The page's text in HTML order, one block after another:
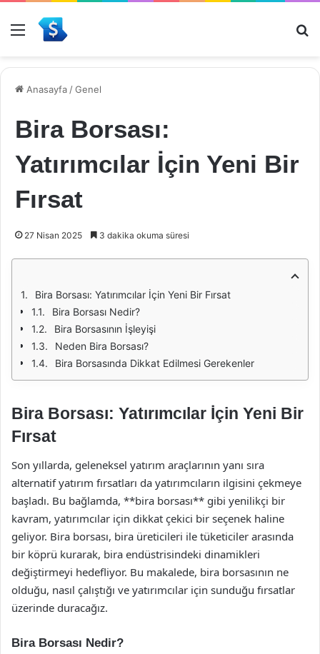
Menü
Anasayfa /Genel
Bira Borsası:
Yatırımcılar İçin Yeni Bir
Fırsat
27 Nisan 2025 3 dakika okuma süresi
Bira Borsası: Yatırımcılar İçin Yeni Bir Fırsat
Bira Borsası Nedir?
Bira Borsasının İşleyişi
Neden Bira Borsası?
Bira Borsasında Dikkat Edilmesi Gerekenler
Bira Borsası: Yatırımcılar İçin Yeni Bir
Fırsat
Son yıllarda, geleneksel yatırım araçlarının yanı sıra
alternatif yatırım fırsatları da yatırımcıların ilgisini çekmeye
başladı. Bu bağlamda, **bira borsası** gibi yenilikçi bir
kavram, yatırımcılar için dikkat çekici bir seçenek haline
geliyor. Bira borsası, bira üreticileri ile tüketiciler arasında
bir köprü kurarak, bira endüstrisindeki dinamikleri
değiştirmeyi hedefliyor. Bu makalede, bira borsasının ne
olduğu, nasıl çalıştığı ve yatırımcılar için sunduğu fırsatlar
üzerinde duracağız.
Bira Borsası Nedir?